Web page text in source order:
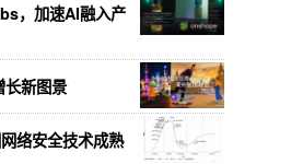
，加速AI融入产
长新图景
络安全技术成熟